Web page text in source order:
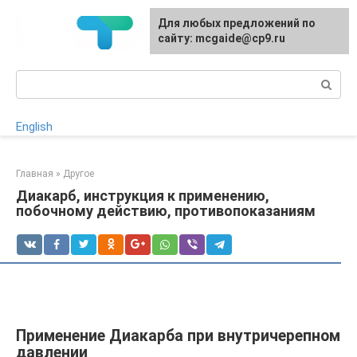
English
Главная » Другое
Диакарб, инструкция к применению,
побочному действию, противопоказаниям
Применение Диакарба при внутричерепном
давлении
Для любых предложений по
сайту: mcgaide@cp9.ru